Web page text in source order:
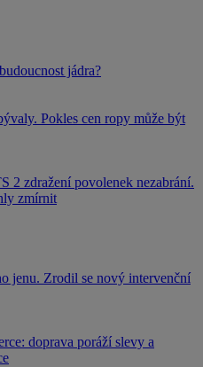
jádra?
Pokles cen ropy může být
2 zdražení povolenek nezabrání.
zmírnit
jenu. Zrodil se nový intervenční
doprava poráží slevy a